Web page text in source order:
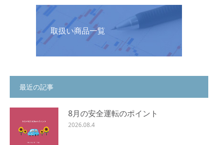
取扱い商品一覧
最近の記事
8月の安全運転のポイント
2026.08.4